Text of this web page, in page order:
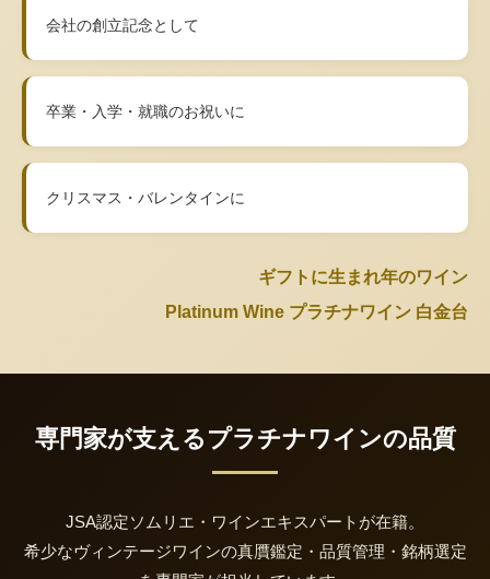
会社の創立記念として
卒業・入学・就職のお祝いに
クリスマス・バレンタインに
ギフトに生まれ年のワイン
Platinum Wine プラチナワイン 白金台
専門家が支えるプラチナワインの品質
JSA認定ソムリエ・ワインエキスパートが在籍。
希少なヴィンテージワインの真贋鑑定・品質管理・銘柄選定